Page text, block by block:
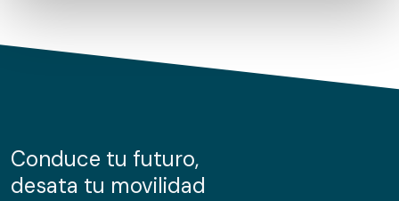
de cookies.
información sobre el uso que haga del sitio web con
nuestros partners de redes sociales, publicidad y análisis
Conduce tu futuro,
desata tu movilidad